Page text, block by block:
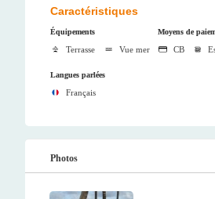
Caractéristiques
Équipements
Terrasse Vue mer
Moyens de
CB
Langues parlées
Français
Photos